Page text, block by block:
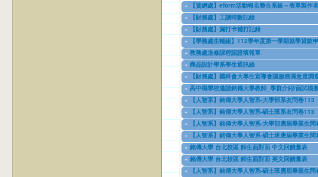
«
【資網處】eform活動報名整合系統～表單製作
03/27/2013to12/31/2027
«
【財務處】工讀時數記錄
11/12/2021to07/31/2027
«
【財務處】漏打卡補打記錄
11/15/2021to07/31/2027
«
【學務處生輔組】112學年度第一學期就學貸款
07/17/2023to12/31/2028
« 教務處進修課程認證填報單
11/08/2023to11/09/2026
« 商品設計學系學生通訊錄
11/08/2023to12/31/2027
«
【財務處】國科會大專生宣導會議服務滿意度調
08/01/2024to10/31/2027
« 高中職學校邀請銘傳大學教師_學群介紹/面試模
09/01/2024to08/31/2026
«
【人智系】銘傳大學人智系-大學部系友問卷113
09/18/2024to09/18/2026
«
【人智系】銘傳大學人智系-碩士班系友問卷113
09/18/2024to09/18/2026
«
【人智系】銘傳大學人智系-大學部應屆畢業生問
09/18/2024to09/18/2026
«
【人智系】銘傳大學人智系-碩士班應屆畢業生問
09/18/2024to09/18/2026
« 銘傳大學 台北校區 師生面對面 中文回饋量表
11/12/2024to12/31/2027
« 銘傳大學 台北校區 師生面對面 英文回饋量表
03/03/2025to12/31/2028
«
【人智系】銘傳大學人智系-碩士班應屆畢業生